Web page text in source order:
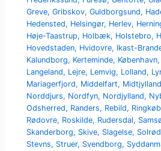
Greve,Gribskov,Guldborgsund,
Hedensted, Helsingør, Herlev,
Høje-Taastrup, Holbæk, Holstebro,
Hovedstaden, Hvidovre, Ikast-
Kalundborg, Kerteminde, København,
Langeland, Lejre, Lemvig, Lolland,
Mariagerfjord, Middelfart, Midtjylland
Norddjurs, Nordfyn, Nordjylland,
Odsherred, Randers, Rebild,
Rødovre, Roskilde, Rudersdal,
Skanderborg, Skive, Slagelse, Solrød
Stevns, Struer, Svendborg,